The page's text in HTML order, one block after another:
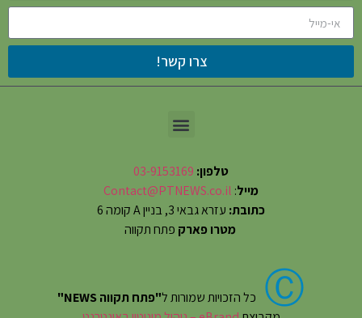
צרו קשר!
טלפון: 03-9153169
מייל:
Contact@PTNEWS.co.il
כתובת: עזרא גבאי 3, בניין A קומה 6
מטרו פארק פתח תקווה
Ⓒ כל הזכויות שמורות ל"פתח תקווה NEWS"